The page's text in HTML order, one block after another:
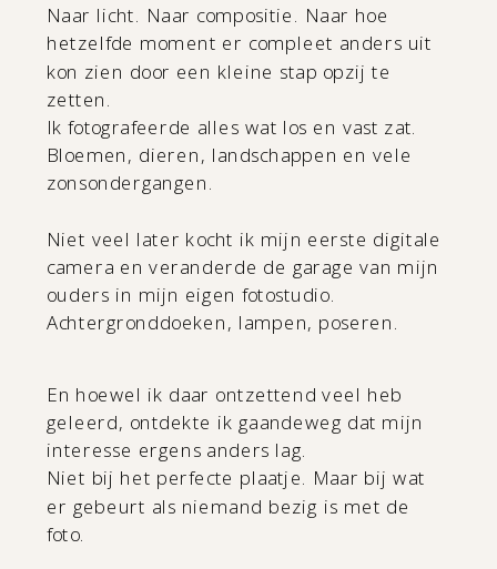
En hoewel ik daar ontzettend veel heb
geleerd, ontdekte ik gaandeweg dat mijn
interesse ergens anders lag.
Niet bij het perfecte plaatje. Maar bij wat
er gebeurt als niemand bezig is met de
foto.
Naar licht. Naar compositie. Naar hoe
hetzelfde moment er compleet anders uit
kon zien door een kleine stap opzij te
zetten.
Ik fotografeerde alles wat los en vast zat.
Bloemen, dieren, landschappen en vele
zonsondergangen.
Niet veel later kocht ik mijn eerste digitale
camera en veranderde de garage van mijn
ouders in mijn eigen fotostudio.
Achtergronddoeken, lampen, poseren.